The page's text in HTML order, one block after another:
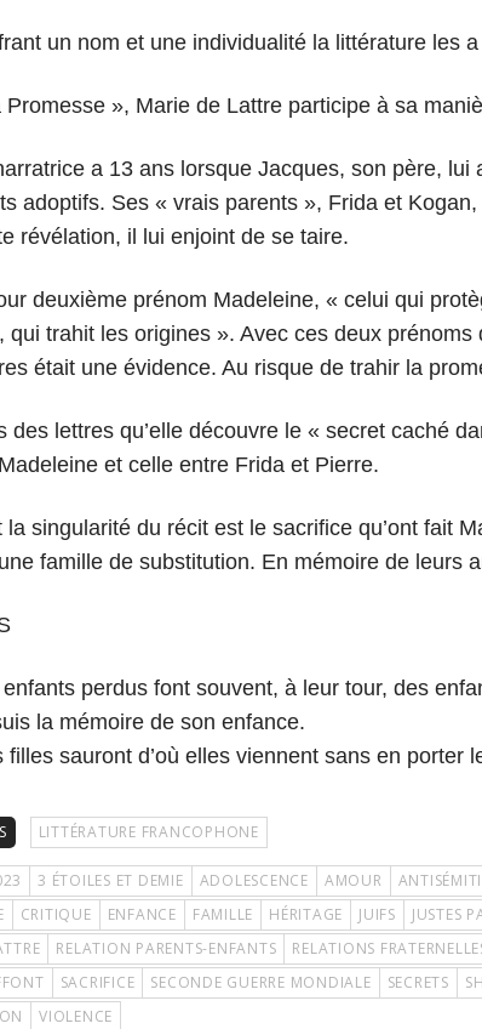
un nom et une individualité la littérature les
Promesse », Marie de Lattre participe à sa
a 13 ans lorsque Jacques, son père,
adoptifs. Ses « vrais parents », Frida et
révélation, il lui enjoint de se taire.
deuxième prénom Madeleine, « celui qui
qui trahit les origines ». Avec ces deux prénoms
était une évidence. Au risque de trahir la
des lettres qu’elle découvre le « secret caché
et celle entre Frida et Pierre.
la singularité du récit est le sacrifice qu’ont fait
une famille de substitution. En mémoire de leurs
perdus font souvent, à leur tour, des
la mémoire de son enfance.
filles sauront d’où elles viennent sans en porter
LITTÉRATURE FRANCOPHONE
3 ÉTOILES ET DEMIE ADOLESCENCE AMOUR
CRITIQUE ENFANCE FAMILLE HÉRITAGE JUIFS JUSTES
RELATION PARENTS-ENFANTS RELATIONS
SACRIFICE SECONDE GUERRE MONDIALE SECRETS
VIOLENCE